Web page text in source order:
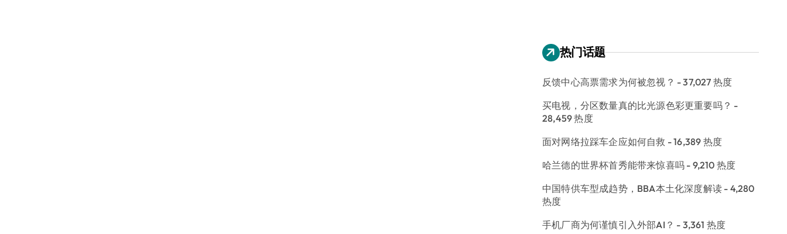
热门话题
反馈中心高票需求为何被忽视？ - 37,027 热度
买电视，分区数量真的比光源色彩更重要吗？ -
28,459 热度
面对网络拉踩车企应如何自救 - 16,389 热度
哈兰德的世界杯首秀能带来惊喜吗 - 9,210 热度
中国特供车型成趋势，BBA本土化深度解读 - 4,280
热度
手机厂商为何谨慎引入外部AI？ - 3,361 热度